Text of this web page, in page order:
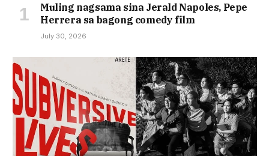
Muling nagsama sina Jerald Napoles, Pepe
Herrera sa bagong comedy film
July 30, 2026